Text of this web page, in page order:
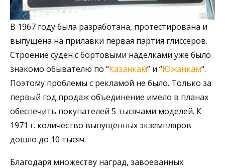
В 1967 году была разработана, протестирована и
выпущена на прилавки первая партия глиссеров.
Строение суден с бортовыми наделками уже было
знакомо обывателю по “Казанкам” и “Южанкам“.
Поэтому проблемы с рекламой не было. Только за
первый год продаж объединение имело в планах
обеспечить покупателей 5 тысячами моделей. К
1971 г. количество выпущенных экземпляров
дошло до 10 тысяч.
Благодаря множеству наград, завоеванных